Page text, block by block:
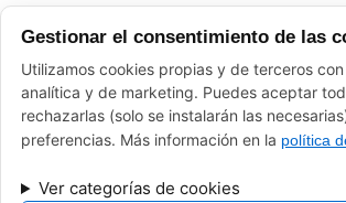
Vinos El Peso: (+34) 941
Gestionar el consentimiento de las
Utilizamos cookies propias y de terceros
analítica y de marketing. Puedes aceptar
rechazarlas (solo se instalarán las
preferencias. Más información en la política
Ver categorías de cookies